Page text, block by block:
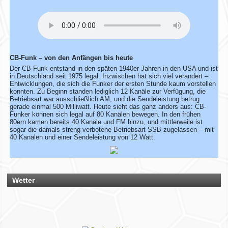
Bitte hab ein wenig Geduld, wenn die Umsetzung nicht immer
sofort klappt. Vielen Dank!
Rhein-Main Funkertreffen
Wir laden euch recht herzlich zu unserem 12. Rhein-Main
Funkertreffen vom 17. bis 19. JULI 2026 ein.
Hotel November DX Group
Wir überarbeiten unsere Map!
Wir aktualisieren derzeit unsere Karte der aktiven CB-Funker.
Alle aktiven Mitglieder werden ab sofort mit einem grünen
Symbol markiert.
zusammen mit deinen Informationen mit!
Solltest du schon eingetragen sein, aber deine Daten oder
dein Wohnort stimmen nicht mehr, gib uns ebenfalls kurz
CB-Funk – von den Anfängen bis heute
Der CB-Funk entstand in den späten 1940er Jahren in den USA und ist
in Deutschland seit 1975 legal. Inzwischen hat sich viel verändert –
Entwicklungen, die sich die Funker der ersten Stunde kaum vorstellen
konnten. Zu Beginn standen lediglich 12 Kanäle zur Verfügung, die
Betriebsart war ausschließlich AM, und die Sendeleistung betrug
gerade einmal 500 Milliwatt. Heute sieht das ganz anders aus: CB-
Funker können sich legal auf 80 Kanälen bewegen. In den frühen
80ern kamen bereits 40 Kanäle und FM hinzu, und mittlerweile ist
sogar die damals streng verbotene Betriebsart SSB zugelassen – mit
40 Kanälen und einer Sendeleistung von 12 Watt.
Wetter